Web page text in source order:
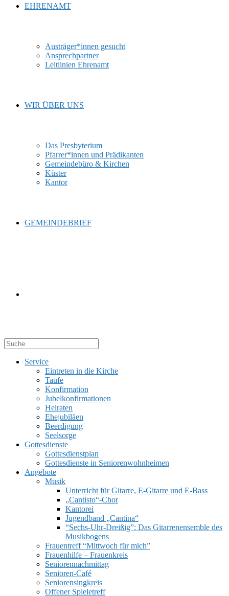
EHRENAMT
Austräger*innen gesucht
Ansprechpartner
Leitlinien Ehrenamt
WIR ÜBER UNS
Das Presbyterium
Pfarrer*innen und Prädikanten
Gemeindebüro & Kirchen
Küster
Kantor
GEMEINDEBRIEF
SUCHE
UMSCHALTEN
Service
Eintreten in die Kirche
Taufe
Konfirmation
Jubelkonfirmationen
Heiraten
Ehejubiläen
Beerdigung
Seelsorge
Gottesdienste
Gottesdienstplan
Gottesdienste in Seniorenwohnheimen
Angebote
Musik
Unterricht für Gitarre, E‑Gitarre und E‑Bass
„Cantisto“-Chor
Kantorei
Jugendband „Cantina“
“Sechs-Uhr-Dreißig”: Das Gitarrenensemble des
Musikbogens
Frauentreff “Mittwoch für mich”
Frauenhilfe – Frauenkreis
Seniorennachmittag
Senioren-Café
Seniorensingkreis
Offener Spieletreff